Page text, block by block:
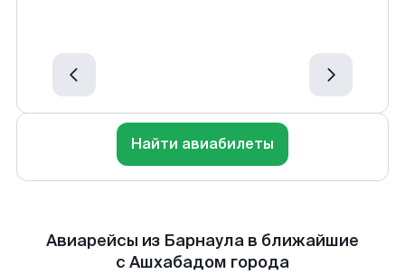
Найти авиабилеты
Авиарейсы из Барнаула в ближайшие
с Ашхабадом города